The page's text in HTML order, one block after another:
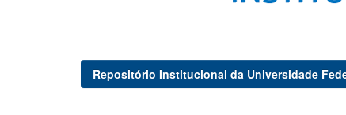
Repositório Institucional da Universidade